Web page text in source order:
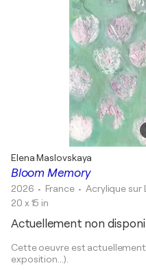
Bloom Memory
Elena Maslovskaya
2026 • France •Acrylique sur
20 x 15 in
Actuellement non
Cette oeuvre est
exposition...).